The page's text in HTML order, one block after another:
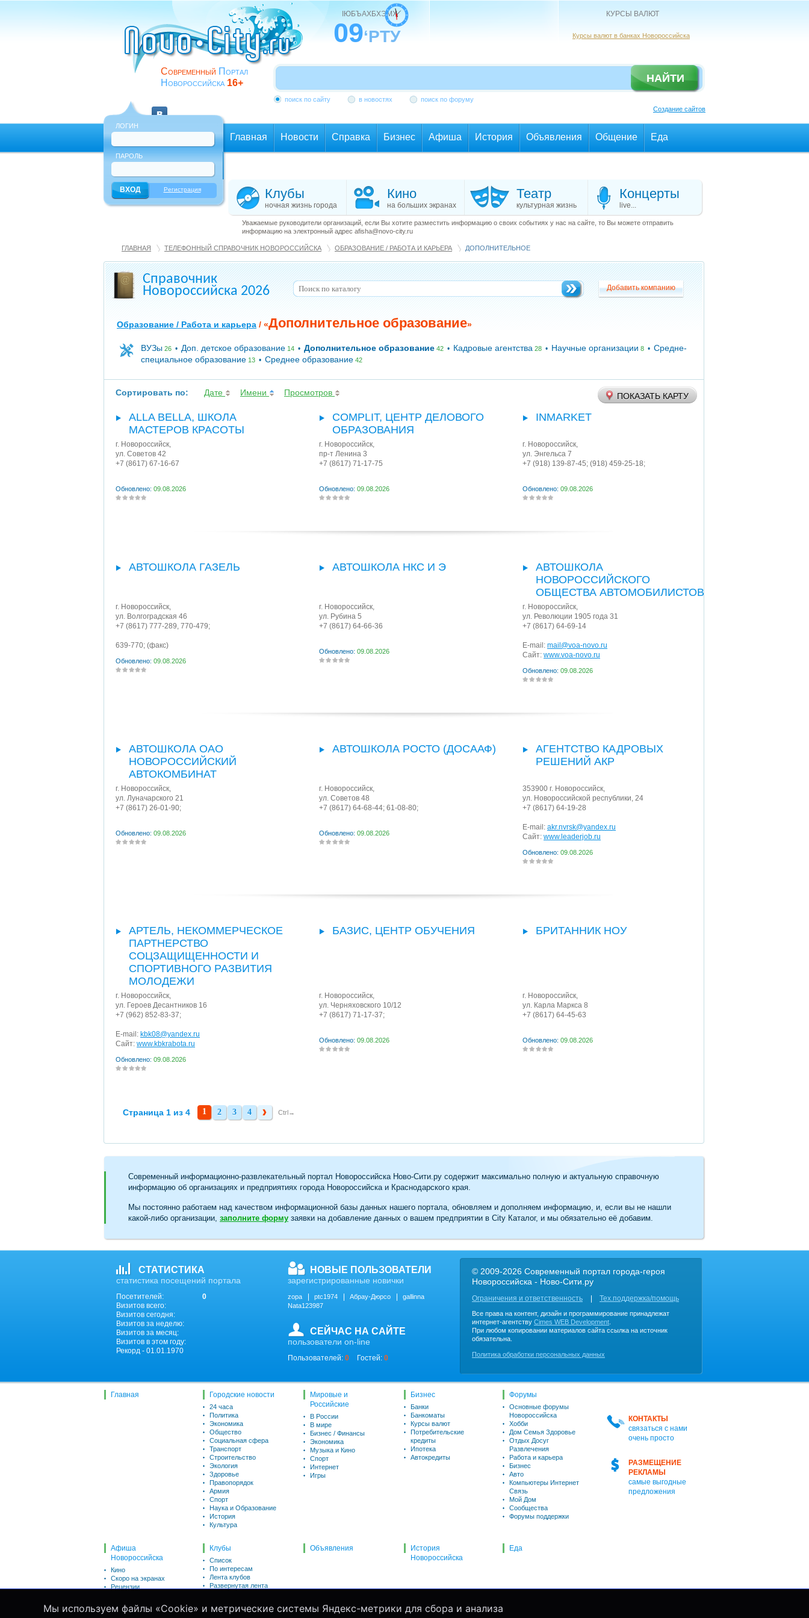
Современный Портал
Новороссийска 16+
ІЮБЪАХБХЭМХ
09‘РТУ
КУРСЫ ВАЛЮТ
Курсы валют в банках Новороссийска
поиск по сайту в новостях
поиск по форуму
Создание сайтов
ЛОГИН
ПАРОЛЬ
Регистрация
Главная Новости Справка Бизнес Афиша История Объявления Общение Еда
Клубы
ночная жизнь города
Кино
на больших экранах
Театр
культурная жизнь
Концерты
live...
Уважаемые руководители организаций, если Вы хотите разместить информацию о своих событиях у нас на сайте, то Вы можете отправить
информацию на электронный адрес afisha@novo-city.ru
ГЛАВНАЯ ТЕЛЕФОННЫЙ СПРАВОЧНИК НОВОРОССИЙСКА ОБРАЗОВАНИЕ / РАБОТА И КАРЬЕРА
ДОПОЛНИТЕЛЬНОЕ
Справочник
Новороссийска 2026
Добавить компанию
Добавить компанию
Образование / Работа и карьера / «Дополнительное образование»
ВУЗы 26 • Доп. детское образование 14 • Дополнительное образование 42 • Кадровые агентства 28 • Научные организации 8 • Средне-
специальное образование 13 • Среднее образование 42
Сортировать по: Дате Имени Просмотров ПОКАЗАТЬ КАРТУ
ALLA BELLA, ШКОЛА
МАСТЕРОВ КРАСОТЫ
г. Новороссийск,
ул. Советов 42
+7 (8617) 67-16-67
Обновлено: 09.08.2026
COMPLIT, ЦЕНТР ДЕЛОВОГО
ОБРАЗОВАНИЯ
г. Новороссийск,
пр-т Ленина 3
+7 (8617) 71-17-75
Обновлено: 09.08.2026
INMARKET
г. Новороссийск,
ул. Энгельса 7
+7 (918) 139-87-45; (918) 459-25-18;
Обновлено: 09.08.2026
АВТОШКОЛА ГАЗЕЛЬ
г. Новороссийск,
ул. Волгоградская 46
+7 (8617) 777-289, 770-479;
639-770; (факс)
Обновлено: 09.08.2026
АВТОШКОЛА НКС И Э
г. Новороссийск,
ул. Рубина 5
+7 (8617) 64-66-36
Обновлено: 09.08.2026
АВТОШКОЛА
НОВОРОССИЙСКОГО
ОБЩЕСТВА АВТОМОБИЛИСТОВ
г. Новороссийск,
ул. Революции 1905 года 31
+7 (8617) 64-69-14
E-mail: mail@voa-novo.ru
Сайт: www.voa-novo.ru
Обновлено: 09.08.2026
АВТОШКОЛА ОАО
НОВОРОССИЙСКИЙ
АВТОКОМБИНАТ
г. Новороссийск,
ул. Луначарского 21
+7 (8617) 26-01-90;
Обновлено: 09.08.2026
АВТОШКОЛА РОСТО (ДОСААФ)
г. Новороссийск,
ул. Советов 48
+7 (8617) 64-68-44; 61-08-80;
Обновлено: 09.08.2026
АГЕНТСТВО КАДРОВЫХ
РЕШЕНИЙ АКР
353900 г. Новороссийск,
ул. Новороссийской республики, 24
+7 (8617) 64-19-28
E-mail: akr.nvrsk@yandex.ru
Сайт: www.leaderjob.ru
Обновлено: 09.08.2026
АРТЕЛЬ, НЕКОММЕРЧЕСКОЕ
ПАРТНЕРСТВО
СОЦЗАЩИЩЕННОСТИ И
СПОРТИВНОГО РАЗВИТИЯ
МОЛОДЕЖИ
г. Новороссийск,
ул. Героев Десантников 16
+7 (962) 852-83-37;
E-mail: kbk08@yandex.ru
Сайт: www.kbkrabota.ru
Обновлено: 09.08.2026
БАЗИС, ЦЕНТР ОБУЧЕНИЯ
г. Новороссийск,
ул. Черняховского 10/12
+7 (8617) 71-17-37;
Обновлено: 09.08.2026
БРИТАННИК НОУ
г. Новороссийск,
ул. Карла Маркса 8
+7 (8617) 64-45-63
Обновлено: 09.08.2026
Страница 1 из 4 1 2
2 3
3 4
4 Ctrl→
Современный информационно-развлекательный портал Новороссийска Ново-Сити.ру содержит максимально полную и актуальную справочную
информацию об организациях и предприятиях города Новороссийска и Краснодарского края.
Мы постоянно работаем над качеством информационной базы данных нашего портала, обновляем и дополняем информацию, и, если вы не нашли
какой-либо организации, заполните форму заявки на добавление данных о вашем предприятии в City Каталог, и мы обязательно её добавим.
© 2009-2026 Современный портал города-героя
Новороссийска - Ново-Сити.ру
Ограничения и ответственность Тех.поддержка/помощь
Все права на контент, дизайн и программирование принадлежат
интернет-агентству Cimes WEB Development
При любом копировании материалов сайта ссылка на источник
обязательна.
Политика обработки персональных данных
СТАТИСТИКА
статистика посещений портала
Посетителей:
0
Визитов всего:
Визитов сегодня:
Визитов за неделю:
Визитов за месяц:
Визитов в этом году:
Рекорд - 01.01.1970
НОВЫЕ ПОЛЬЗОВАТЕЛИ
зарегистрированные новички
zopa ptc1974 Абрау-Дюрсо
gallinna
Nata123987
СЕЙЧАС НА САЙТЕ
пользователи on-line
Пользователей: 0 Гостей: 0
КОНТАКТЫ
связаться с нами
очень просто
РАЗМЕЩЕНИЕ
РЕКЛАМЫ
самые выгодные
предложения
Главная Городские новости
24 часа
Политика
Экономика
Общество
Социальная сфера
Транспорт
Строительство
Экология
Здоровье
Правопорядок
Армия
Спорт
Наука и Образование
История
Культура
Мировые и
Российские
В России
В мире
Бизнес / Финансы
Экономика
Музыка и Кино
Спорт
Интернет
Игры
Бизнес
Банки
Банкоматы
Курсы валют
Потребительские
кредиты
Ипотека
Автокредиты
Форумы
Основные форумы
Новороссийска
Хобби
Дом Семья Здоровье
Отдых Досуг
Развлечения
Работа и карьера
Бизнес
Авто
Компьютеры Интернет
Связь
Мой Дом
Сообщества
Форумы поддержки
Афиша
Новороссийска
Кино
Скоро на экранах
Рецензии
Для детей
Театр
Клубы
Список
По интересам
Лента клубов
Развернутая лента
Список
Объявления
История
Новороссийска
Еда
Мы используем файлы «Cookie» и метрические системы Яндекс-метрики для сбора и анализа